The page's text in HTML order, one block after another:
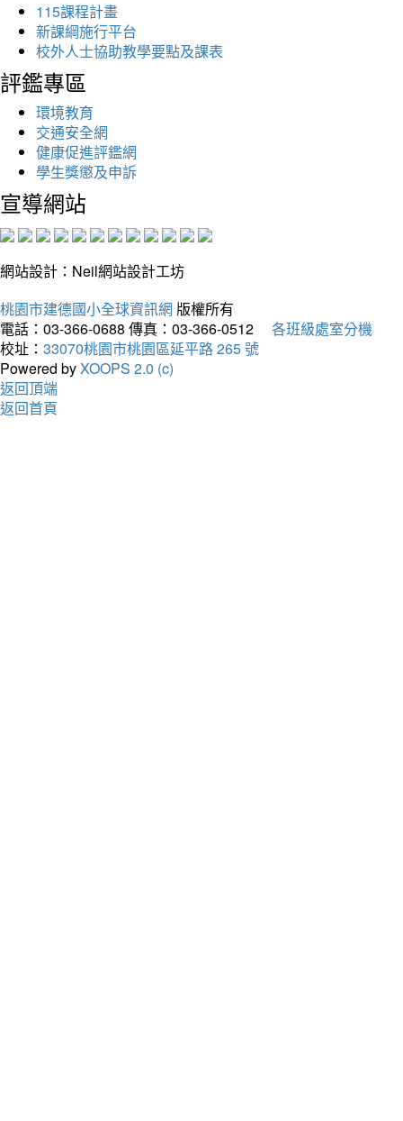
115課程計畫
新課綱施行平台
校外人士協助教學要點及課表
評鑑專區
環境教育
交通安全網
健康促進評鑑網
學生獎懲及申訴
宣導網站
網站設計：Neil網站設計工坊
桃園市建德國小全球資訊網 版權所有
電話：03-366-0688 傳真：03-366-0512
各班級處室分機
校址： 33070桃園市桃園區延平路 265 號
Powered byXOOPS 2.0 (c)
返回頂端
返回首頁